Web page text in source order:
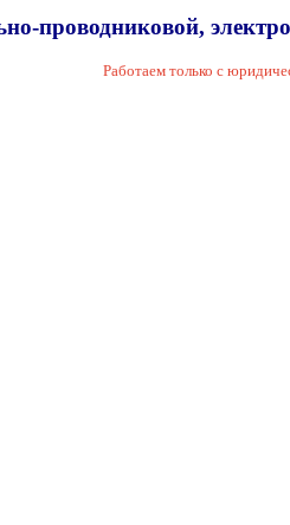
проводниковой,
Работаем только с